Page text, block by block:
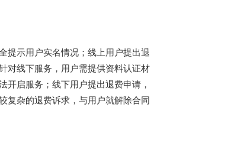
提示用户实名情况；线上用户提出退
对线下服务，用户需提供资料认证材
启服务；线下用户提出退费申请，
复杂的退费诉求，与用户就解除合同